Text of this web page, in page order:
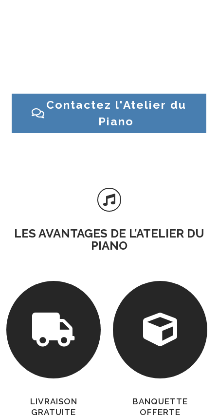
Contactez l'Atelier du
Piano

LES AVANTAGES DE L’ATELIER DU
PIANO

LIVRAISON
GRATUITE

BANQUETTE
OFFERTE